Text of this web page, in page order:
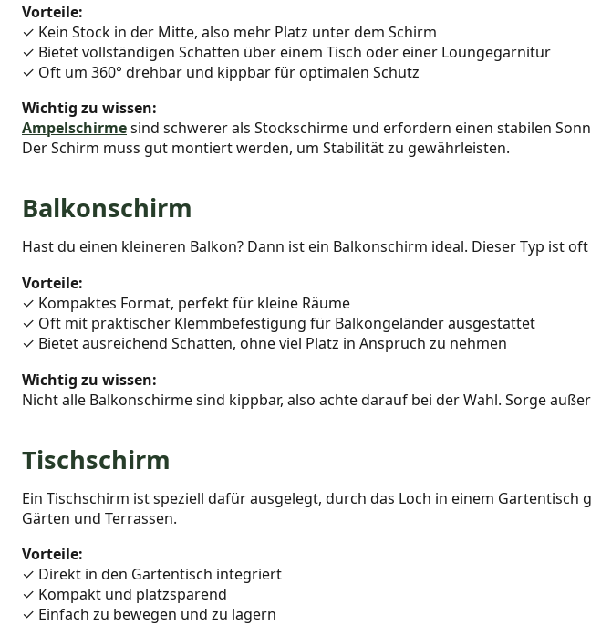
Vorteile:
✓ Kein Stock in der Mitte, also mehr Platz unter dem Schirm
✓ Bietet vollständigen Schatten über einem Tisch oder einer Loungegarnitur
✓ Oft um 360° drehbar und kippbar für optimalen Schutz
Wichtig zu wissen:
Ampelschirmesind schwerer als Stockschirme und erfordern einen stabilen
Der Schirm muss gut montiert werden, um Stabilität zu gewährleisten.
Balkonschirm
Hast du einen kleineren Balkon? Dann ist ein Balkonschirm ideal. Dieser Typ ist
Vorteile:
✓ Kompaktes Format, perfekt für kleine Räume
✓ Oft mit praktischer Klemmbefestigung für Balkongeländer ausgestattet
✓ Bietet ausreichend Schatten, ohne viel Platz in Anspruch zu nehmen
Wichtig zu wissen:
Nicht alle Balkonschirme sind kippbar, also achte darauf bei der Wahl. Sorge
Tischschirm
Ein Tischschirm ist speziell dafür ausgelegt, durch das Loch in einem
Gärten und Terrassen.
Vorteile:
✓ Direkt in den Gartentisch integriert
✓ Kompakt und platzsparend
✓ Einfach zu bewegen und zu lagern